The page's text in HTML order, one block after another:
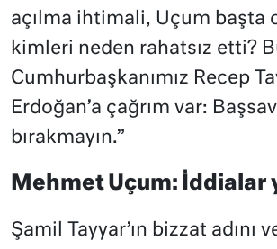
açılma ihtimali, Uçum başta
kimleri neden rahatsız etti?
Cumhurbaşkanımız Recep
Erdoğan’a çağrım var:
bırakmayın.”
Mehmet Uçum: İddialar
Şamil Tayyar’ın bizzat adını